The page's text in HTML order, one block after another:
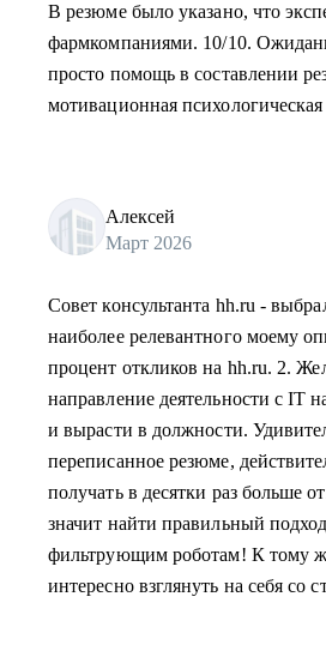
В резюме было указано, что
фармкомпаниями. 10/10.
просто помощь в составлении
мотивационная психологическая
Алексей
Март 2026
Совет консультанта hh.ru -
наиболее релевантного моему
процент откликов на hh.ru. 2.
направление деятельности с IT
и вырасти в должности.
переписанное резюме,
получать в десятки раз больше
значит найти правильный
фильтрующим роботам! К тому
интересно взглянуть на себя со